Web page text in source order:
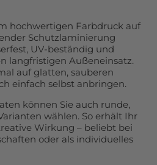
hochwertigen Farbdruck auf
Schutzlaminierung
UV-beständig und
langfristigen Außeneinsatz.
auf glatten, sauberen
einfach selbst anbringen.
können Sie auch runde,
wählen. So erhält Ihr
Wirkung – beliebt bei
oder als individuelles